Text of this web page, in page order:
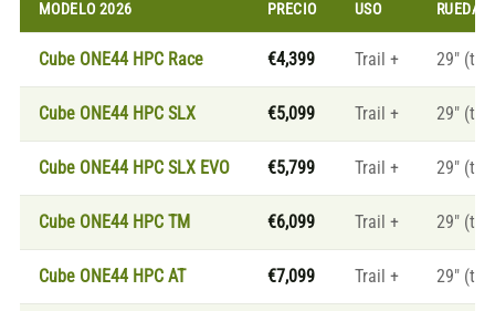
MODELO 2026 PRECIO USO RUEDAS
Cube ONE44 HPC Race €4,399 Trail + 29"
Cube ONE44 HPC SLX €5,099 Trail + 29"
Cube ONE44 HPC SLX EVO €5,799 Trail + 29"
Cube ONE44 HPC TM €6,099 Trail + 29"
Cube ONE44 HPC AT €7,099 Trail + 29"